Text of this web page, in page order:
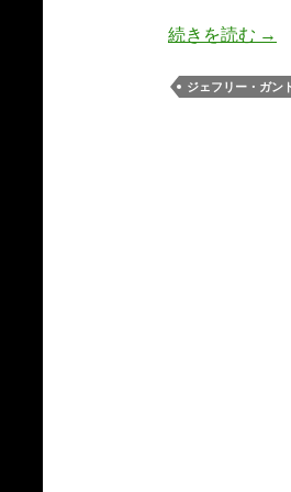
続きを読む ガ
→
ジェフリー・ガン